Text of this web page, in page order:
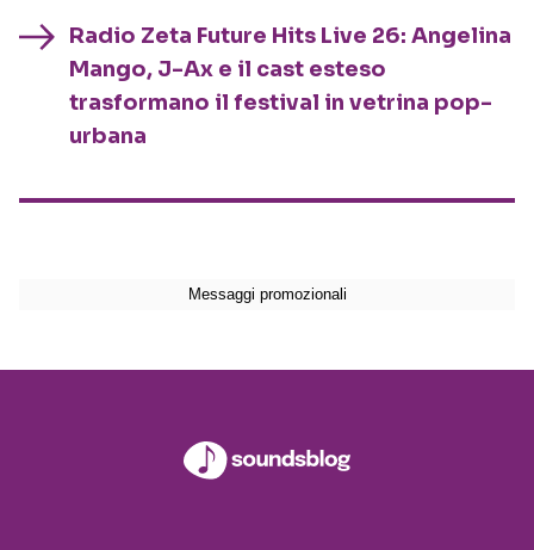
Radio Zeta Future Hits Live 26: Angelina
Mango, J-Ax e il cast esteso
trasformano il festival in vetrina pop-
urbana